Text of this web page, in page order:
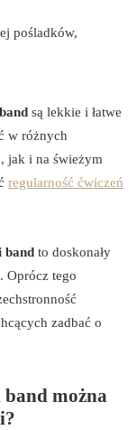
pośladków,
są lekkie i łatwe
w różnych
jak i na świeżym
regularność ćwiczeń
band to doskonały
Oprócz tego
zadbać o
można